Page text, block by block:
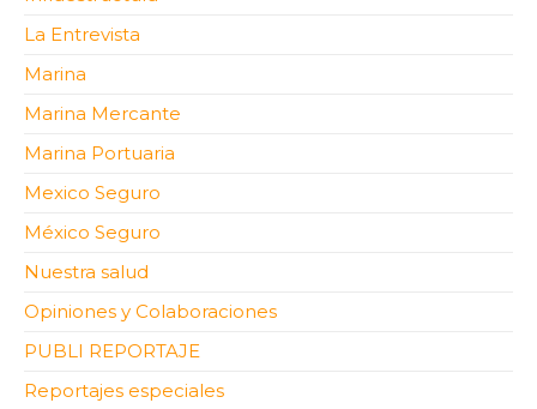
La Entrevista
Marina
Marina Mercante
Marina Portuaria
Mexico Seguro
México Seguro
Nuestra salud
Opiniones y Colaboraciones
PUBLI REPORTAJE
Reportajes especiales